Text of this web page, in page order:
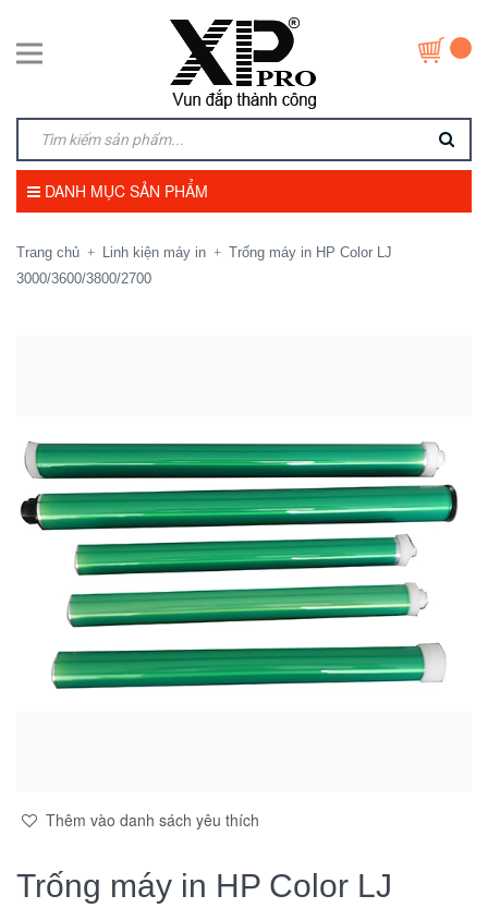
DANH MỤC SẢN PHẨM
Trang chủ + Linh kiện máy in + Trống máy in HP Color LJ
3000/3600/3800/2700
Thêm vào danh sách yêu thích
Trống máy in HP Color LJ